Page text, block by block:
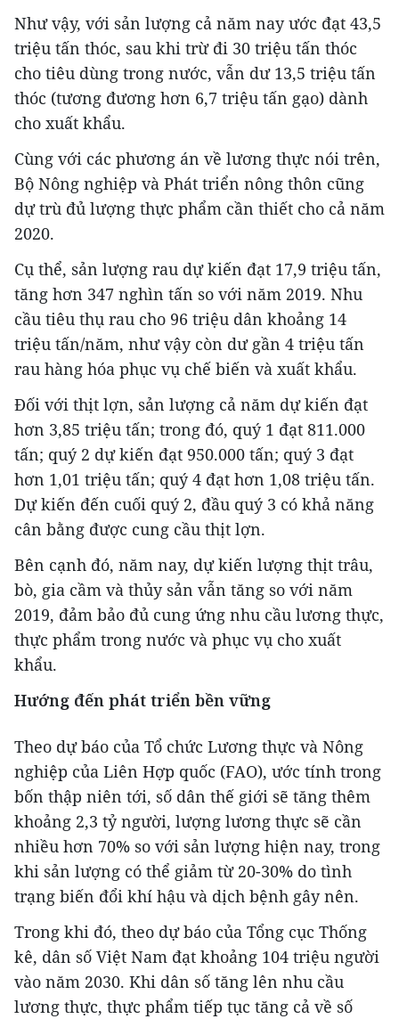
Như vậy, với sản lượng cả năm nay ước đạt 43,5
triệu tấn thóc, sau khi trừ đi 30 triệu tấn thóc
cho tiêu dùng trong nước, vẫn dư 13,5 triệu tấn
thóc (tương đương hơn 6,7 triệu tấn gạo) dành
cho xuất khẩu.
Cùng với các phương án về lương thực nói trên,
Bộ Nông nghiệp và Phát triển nông thôn cũng
dự trù đủ lượng thực phẩm cần thiết cho cả năm
2020.
Cụ thể, sản lượng rau dự kiến đạt 17,9 triệu tấn,
tăng hơn 347 nghìn tấn so với năm 2019. Nhu
cầu tiêu thụ rau cho 96 triệu dân khoảng 14
triệu tấn/năm, như vậy còn dư gần 4 triệu tấn
rau hàng hóa phục vụ chế biến và xuất khẩu.
Đối với thịt lợn, sản lượng cả năm dự kiến đạt
hơn 3,85 triệu tấn; trong đó, quý 1 đạt 811.000
tấn; quý 2 dự kiến đạt 950.000 tấn; quý 3 đạt
hơn 1,01 triệu tấn; quý 4 đạt hơn 1,08 triệu tấn.
Dự kiến đến cuối quý 2, đầu quý 3 có khả năng
cân bằng được cung cầu thịt lợn.
Bên cạnh đó, năm nay, dự kiến lượng thịt trâu,
bò, gia cầm và thủy sản vẫn tăng so với năm
2019, đảm bảo đủ cung ứng nhu cầu lương thực,
thực phẩm trong nước và phục vụ cho xuất
khẩu.
Hướng đến phát triển bền vững
Theo dự báo của Tổ chức Lương thực và Nông
nghiệp của Liên Hợp quốc (FAO), ước tính trong
bốn thập niên tới, số dân thế giới sẽ tăng thêm
khoảng 2,3 tỷ người, lượng lương thực sẽ cần
nhiều hơn 70% so với sản lượng hiện nay, trong
khi sản lượng có thể giảm từ 20-30% do tình
trạng biến đổi khí hậu và dịch bệnh gây nên.
Trong khi đó, theo dự báo của Tổng cục Thống
kê, dân số Việt Nam đạt khoảng 104 triệu người
vào năm 2030. Khi dân số tăng lên nhu cầu
lương thực, thực phẩm tiếp tục tăng cả về số